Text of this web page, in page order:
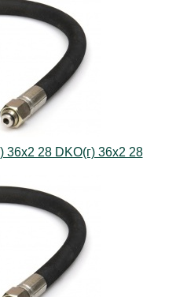
28 DKO(г) 36х2 28